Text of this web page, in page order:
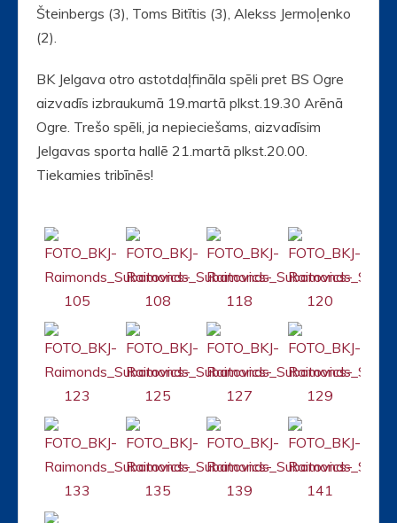
Šteinbergs (3), Toms Bitītis (3), Alekss Jermoļenko
(2).
BK Jelgava otro astotdaļfināla spēli pret BS Ogre
aizvadīs izbraukumā 19.martā plkst.19.30 Arēnā
Ogre. Trešo spēli, ja nepieciešams, aizvadīsim
Jelgavas sporta hallē 21.martā plkst.20.00.
Tiekamies tribīnēs!